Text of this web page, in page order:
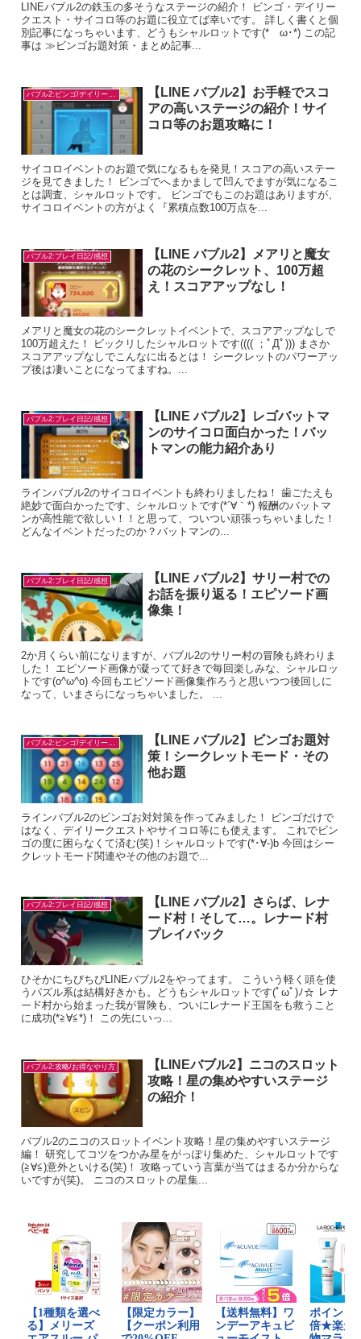
LINEバブル2の鉄玉の多そうなステージの紹介！ ビンゴ・デイリー
クエスト・サイコロ等のお題に役立てば幸いです。 詳しく書くと個
別記事になっちゃいます、どうもシャルロットです(*ゝω･*) この記
事は ≫ビンゴお題対策・まとめ記事...
バブル2:ビンゴ/デイリー/お題対策
【LINE バブル2】お手軽でスコ
アの高いステージの紹介！サイ
コロ等のお題攻略に！
サイコロイベントのお題で気になるもを発見！スコアの高いステー
ジを見てきました！ ビンゴでへまかまして凹んでますが気になるこ
とは調査、シャルロットです。 ビンゴでもこのお題はありますが、
サイコロイベントの方がよく『累積点数100万点を...
バブル2:プレイ日記/感想
【LINE バブル2】メアリと魔女
の花のシークレット、100万超
え！スコアアップなし！
メアリと魔女の花のシークレットイベントで、スコアアップなしで
100万超えた！ ビックリしたシャルロットです(((( ；ﾟДﾟ))) まさか
スコアアップなしでこんなに出るとは！ シークレットのパワーアッ
プ後は凄いことになってますね。...
バブル2:プレイ日記/感想
【LINE バブル2】レゴバットマ
ンのサイコロ面白かった！バッ
トマンの能力紹介あり
ラインバブル2のサイコロイベントも終わりましたね！ 歯ごたえも
絶妙で面白かったです、シャルロットです(*´∀｀*) 報酬のバットマ
ンが高性能で欲しい！！と思って、ついつい頑張っちゃいました！
どんなイベントだったのか？バットマンの...
バブル2:プレイ日記/感想
【LINE バブル2】サリー村での
お話を振り返る！エピソード画
像集！
2か月くらい前になりますが、バブル2のサリー村の冒険も終わりま
した！ エピソード画像が凝ってて好きで毎回楽しみな、シャルロッ
トです(o^ω^o) 今回もエピソード画像集作ろうと思いつつ後回しに
なって、いまさらになっちゃいました。 ...
バブル2:ビンゴ/デイリー/お題対策
【LINE バブル2】ビンゴお題対
策！シークレットモード・その
他お題
ラインバブル2のビンゴお対対策を作ってみました！ ビンゴだけで
はなく、デイリークエストやサイコロ等にも使えます。 これでビン
ゴの度に困らなくて済む(笑)！シャルロットです(*･∀-)b 今回はシー
クレットモード関連やその他のお題で...
バブル2:プレイ日記/感想
【LINE バブル2】さらば、レナ
ード村！そして…。レナード村
プレイバック
ひそかにちびちびLINEバブル2をやってます。 こういう軽く頭を使
うパズル系は結構好きかも。どうもシャルロットです(ﾟωﾟ)ﾉ☆ レナ
ード村から始まった我が冒険も、ついにレナード王国をも救うこと
に成功(*≧∀≦*)！ この先にいっ...
バブル2:攻略/お得なやり方
【LINEバブル2】ニコのスロット
攻略！星の集めやすいステージ
の紹介！
バブル2のニコのスロットイベント攻略！星の集めやすいステージ
編！ 研究してコツをつかみ星をがっぽり集めた、シャルロットです
(≧∀≦)意外といける(笑)！ 攻略っていう言葉が当てはまるか分からな
いですが(笑)。 ニコのスロットの星集...